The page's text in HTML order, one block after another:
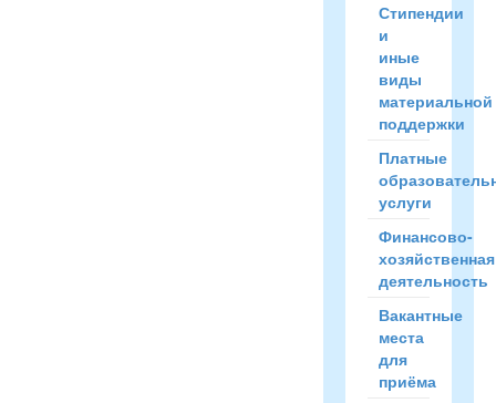
Стипендии
и
иные
виды
материальной
поддержки
Платные
услуги
Финансово-
хозяйственная
деятельность
Вакантные
места
для
приёма